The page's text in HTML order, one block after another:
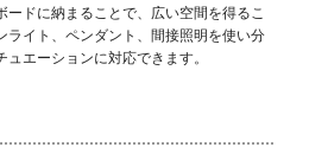
ードに納まることで、広い空間を得るこ
ライト、ペンダント、間接照明を使い分
エーションに対応できます。